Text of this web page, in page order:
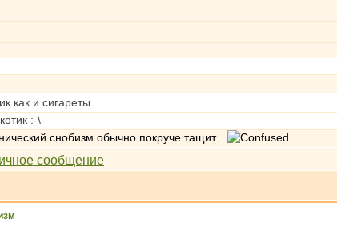
как и сигареты.
:-\
снобизм обычно покруче тащит...